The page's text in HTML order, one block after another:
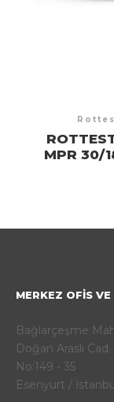
MPR 30/
MERKEZ OFIS VE
Bağlarçeşme
Doğan Araslı Cad.
No:149 - 35
Esenyurt /